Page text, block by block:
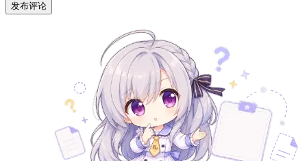
发布评论